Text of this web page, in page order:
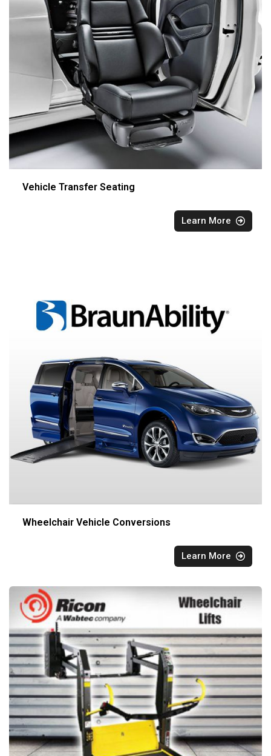
Vehicle Transfer Seating
Learn More
Wheelchair Vehicle Conversions
Learn More